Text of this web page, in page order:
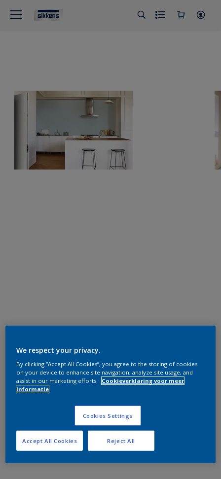
We respect your privacy.
By clicking “Accept All Cookies”, you agree to the storing of cookies
on your device to enhance site navigation, analyze site usage, and
assist in our marketing efforts.
Cookieverklaring voor meer
informatie
Cookies Settings
Reject All
Accept All Cookies